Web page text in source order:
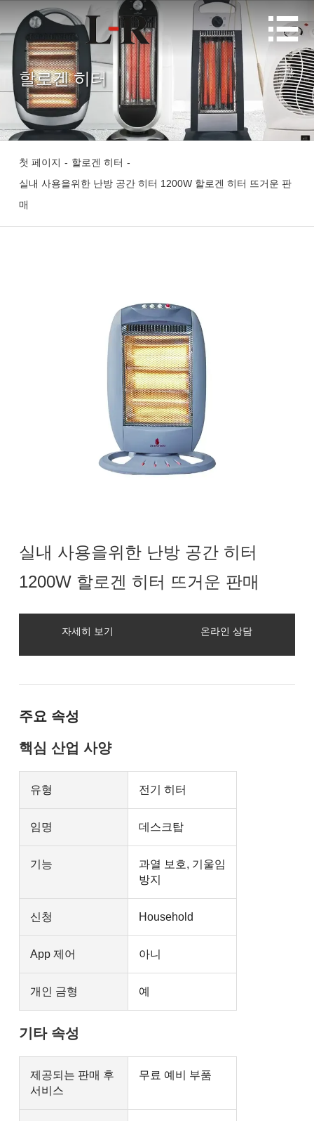

할로겐 히터
첫 페이지 - 할로겐 히터 -
실내 사용을위한 난방 공간 히터 1200W 할로겐 히터 뜨거운 판
매
실내 사용을위한 난방 공간 히터
1200W 할로겐 히터 뜨거운 판매
자세히 보기 온라인 상담
주요 속성
핵심 산업 사양
유형 전기 히터
임명 데스크탑
기능
과열 보호, 기울임
방지
신청 Household
App 제어 아니
개인 금형 예
기타 속성
제공되는 판매 후
서비스
무료 예비 부품